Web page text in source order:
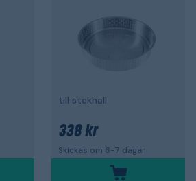
till stekhäll
338 kr
Skickas om 6-7 dagar